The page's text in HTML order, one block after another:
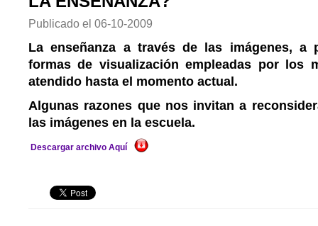
Publicado el 06-10-2009
La enseñanza a través de las imágenes, a
formas de visualización empleadas por los
atendido hasta el momento actual.
Algunas razones que nos invitan a
las imágenes en la escuela.
Descargar archivo Aquí